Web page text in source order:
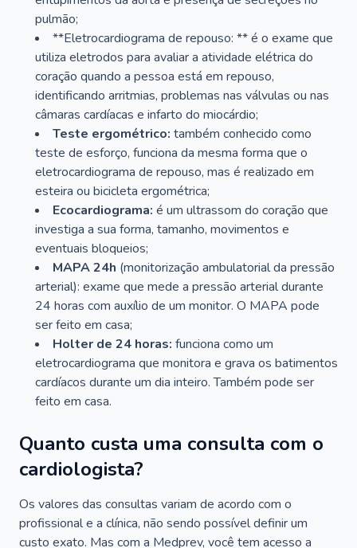
pulmão;
**Eletrocardiograma de repouso: ** é o exame que
utiliza eletrodos para avaliar a atividade elétrica do
coração quando a pessoa está em repouso,
identificando arritmias, problemas nas válvulas ou nas
câmaras cardíacas e infarto do miocárdio;
Teste ergométrico: também conhecido como
teste de esforço, funciona da mesma forma que o
eletrocardiograma de repouso, mas é realizado em
esteira ou bicicleta ergométrica;
Ecocardiograma: é um ultrassom do coração que
investiga a sua forma, tamanho, movimentos e
eventuais bloqueios;
MAPA 24h (monitorização ambulatorial da pressão
arterial): exame que mede a pressão arterial durante
24 horas com auxílio de um monitor. O MAPA pode
ser feito em casa;
Holter de 24 horas: funciona como um
eletrocardiograma que monitora e grava os batimentos
cardíacos durante um dia inteiro. Também pode ser
feito em casa.
Quanto custa uma consulta com o
cardiologista?
Os valores das consultas variam de acordo com o
profissional e a clínica, não sendo possível definir um
custo exato. Mas com a Medprev, você tem acesso a